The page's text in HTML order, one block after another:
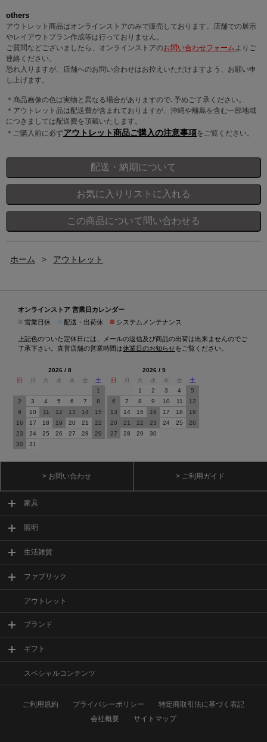
others
アウトレット商品はオンラインストアのみで販売しております。店舗での展示
やレイアウトプラン作成等は行っておりません。
ご質問などございましたら、オンラインストアのお問い合わせフォームよりご
連絡ください。
恐れ入りますが、店舗へのお問い合わせはお控えいただけますよう、お願い申
し上げます。
＊商品画像の色は実物と異なる場合がありますので､予めご了承ください。
＊アウトレット品は配送費が含まれておりますが、沖縄や離島を含む一部地域
につきましては配送費を頂戴いたします。
＊ご購入前に必ずアウトレット商品ご購入の注意事項をご覧ください。
ホーム > アウトレット
オンラインストア 営業日カレンダー
営業日休 配送・出荷休 ■ システムメンテナンス
上記色のついた定休日には、メールの返信及び商品の出荷は出来ませんのでご
了承下さい。直営店舗の営業時間は休業日のお知らせをご覧ください。
2026 / 8
日
月 火 水 木 金
土
1
2
3 4 5 6 7
8
9
10 11 12 13 14
15
16
17 18 19 20 21
22
23
24 25 26 27 28
29
30
31
2026 / 9
日
月 火 水 木 金
土
1
2 3 4
5
6
7 8 9 10 11
12
13
14 15 16 17 18
19
20
21 22 23 24 25
26
27
28 29 30
> お問い合わせ > ご利用ガイド
家具
照明
生活雑貨
ファブリック
アウトレット
ブランド
ギフト
スペシャルコンテンツ
ご利用規約 プライバシーポリシー
特定商取引法に基づく表記
会社概要
サイトマップ